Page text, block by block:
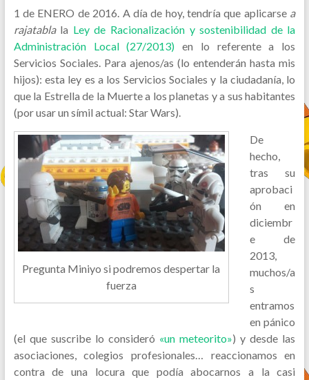
1 de ENERO de 2016. A día de hoy, tendría que aplicarse a
rajatablala Ley de Racionalización y sostenibilidad de la
Administración Local (27/2013) en lo referente a los
Servicios Sociales. Para ajenos/as (lo entenderán hasta mis
hijos): esta ley es a los Servicios Sociales y la ciudadanía, lo
que la Estrella de la Muerte a los planetas y a sus habitantes
(por usar un símil actual: Star Wars).
Pregunta Miniyo si podremos despertar la
fuerza
De
hecho,
tras su
aprobaci
ón en
diciembr
e de
2013,
muchos/a
s
entramos
en pánico
(el que suscribe lo consideró «un meteorito») y desde las
asociaciones, colegios profesionales… reaccionamos en
contra de una locura que podía abocarnos a la casi